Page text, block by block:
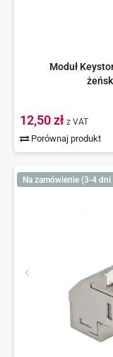
Moduł
12,50 zł z VAT
Porównaj produkt
Na zamówienie (3-4